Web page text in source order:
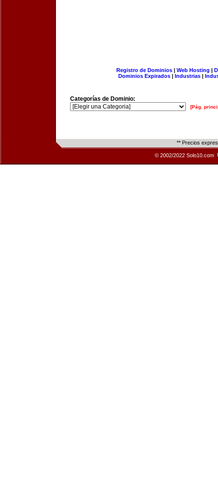
Registro de Dominios| Web Hosting |
Dominios Expirados | Industrias |
Categorías de Dominio:
[Pág.
** Precios
© 2002/2022 Solo10.com